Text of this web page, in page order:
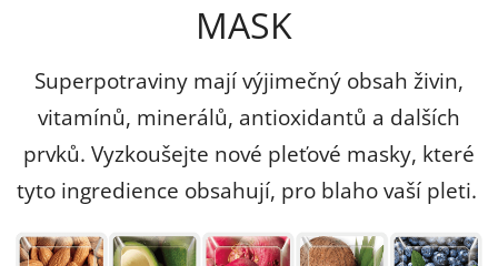
MASK
Superpotraviny mají výjimečný obsah živin,
vitamínů, minerálů, antioxidantů a dalších
prvků. Vyzkoušejte nové pleťové masky, které
tyto ingredience obsahují, pro blaho vaší pleti.